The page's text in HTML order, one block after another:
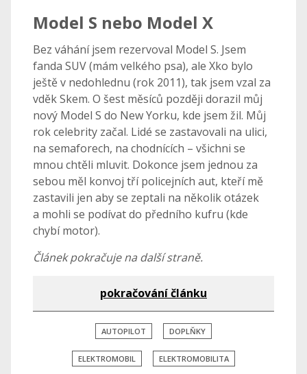
Model S nebo Model X
Bez váhání jsem rezervoval Model S. Jsem
fanda SUV (mám velkého psa), ale Xko bylo
ještě v nedohlednu (rok 2011), tak jsem vzal za
vděk Skem. O šest měsíců později dorazil můj
nový Model S do New Yorku, kde jsem žil. Můj
rok celebrity začal. Lidé se zastavovali na ulici,
na semaforech, na chodnících – všichni se
mnou chtěli mluvit. Dokonce jsem jednou za
sebou měl konvoj tří policejních aut, kteří mě
zastavili jen aby se zeptali na několik otázek
a mohli se podívat do předního kufru (kde
chybí motor).
Článek pokračuje na další straně.
pokračování článku
AUTOPILOT DOPLŇKY
ELEKTROMOBIL ELEKTROMOBILITA